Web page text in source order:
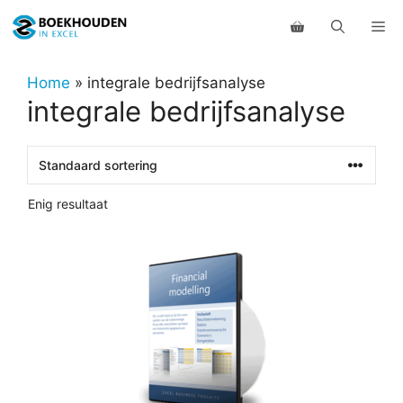
naar
inhoudHome » integrale bedrijfsanalyse
integrale bedrijfsanalyse
Enig resultaat